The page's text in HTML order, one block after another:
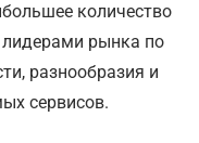
количество
рынка по
разнообразия и
сервисов.